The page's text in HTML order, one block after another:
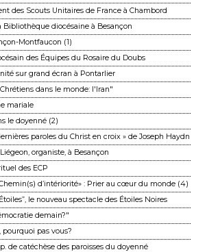
des Scouts Unitaires de France à Chambord
Bibliothèque diocésaine à Besançon
Montfaucon (1)
des Équipes du Rosaire du Doubs
sur grand écran à Pontarlier
dans le monde: l'Iran"
mariale
le doyenné (2)
paroles du Christ en croix » de Joseph Haydn
organiste, à Besançon
des ECP
d’intériorité» : Prier au cœur du monde (4)
le nouveau spectacle des Étoiles Noires
demain?"
pas vous?
de catéchèse des paroisses du doyenné